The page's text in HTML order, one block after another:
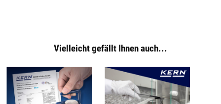
Vielleicht gefällt Ihnen auch...